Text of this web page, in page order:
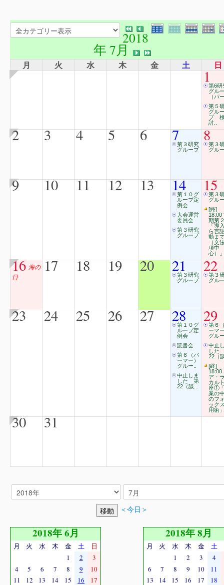
2018
年 7月
月 火 水 木 金 土 日
1第6研
グル
（パ
第５
グル
プ
討..
2 3 4 5 6 7第３研究
グループ
8第３
グル
9 10 11 12 13 14
第１０グ
ループ定
例会
大会運営
委員会
第３研究
グループ
15
第３
グル
[終]
18:00
期第
「導
ら言
動ま
（文
項中
心）
16 海の
日
17 18 19 20 21
第３研究
グループ
22
第３
グル
23 24 25 26 27 28
第１０グ
ループ定
例会
読書会
第６（パ
ーマー）
グルー..
中止しま
した 第
22（談..
29
第６
ーマ
グル
中止
した
22（
[終]
18:00
ア・
カル
座①
業の
のフ
ック
用術
30 31
＜今日＞
2018年 6月
月 火 水 木 金 土
日
1
2
3
4
5 6 7 8 9
10
11
12 13 14 15 16
17
2018年 8月
月 火 水 木 金 土
1
2 3
4
6
7 8 9 10 11
13
14 15 16 17 18